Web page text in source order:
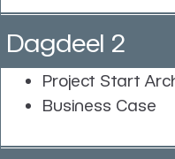
Dagdeel 2
Project Start
Business Case